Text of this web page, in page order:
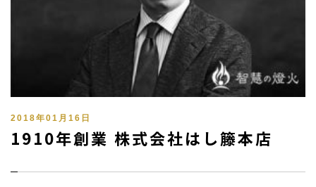
2018年01月16日
1910年創業 株式会社はし籐本店